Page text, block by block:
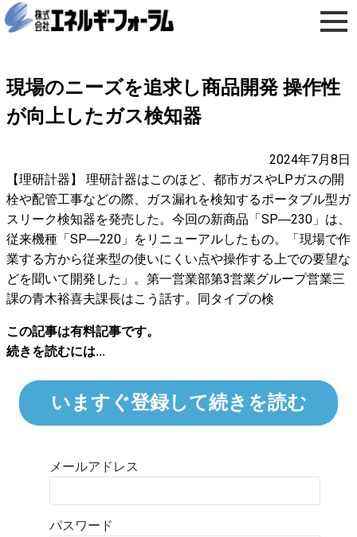
現場のニーズを追求し商品開発 操作性
が向上したガス検知器
2024年7月8日
【理研計器】 理研計器はこのほど、都市ガスやLPガスの開
栓や配管工事などの際、ガス漏れを検知するポータブル型ガ
スリーク検知器を発売した。今回の新商品「SP―230」は、
従来機種「SP―220」をリニューアルしたもの。「現場で作
業する方から従来型の使いにくい点や操作する上での要望な
どを聞いて開発した」。第一営業部第3営業グループ営業三
課の青木裕喜夫課長はこう話す。同タイプの検
この記事は有料記事です。
続きを読むには...
いますぐ登録して続きを読む
メールアドレス
パスワード